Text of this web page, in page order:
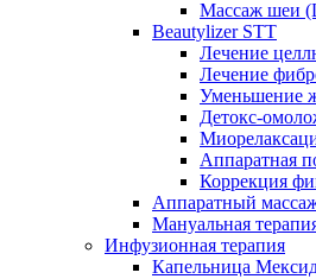
Массаж шеи
Beautylizer STT
Лечение
Лечение
Уменьшение
Детокс-
Аппаратная
Коррекция
Аппаратный
Мануальная
Инфузионная терапия
Капельница